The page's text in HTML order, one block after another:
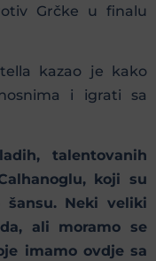
Grčke u finalu
kazao je kako
i igrati sa
talentovanih
koji su
Neki veliki
ali moramo se
imamo ovdje sa